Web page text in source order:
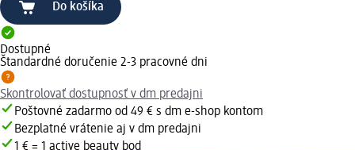
Do košíka
Dostupné
Štandardné doručenie 2-3 pracovné dni
Skontrolovať dostupnosť v dm predajni
Poštovné zadarmo od 49 € s dm e-shop kontom
Bezplatné vrátenie aj v dm predajni
1 € = 1 active beauty bod